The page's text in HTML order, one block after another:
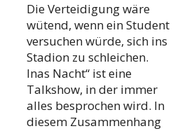
Die Verteidigung wäre
wütend, wenn ein Student
versuchen würde, sich ins
Stadion zu schleichen.
Inas Nacht“ ist eine
Talkshow, in der immer
alles besprochen wird. In
diesem Zusammenhang